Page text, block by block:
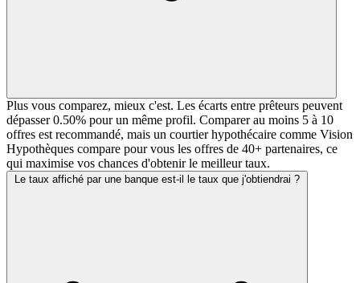
Plus vous comparez, mieux c'est. Les écarts entre prêteurs peuvent
dépasser 0.50% pour un même profil. Comparer au moins 5 à 10
offres est recommandé, mais un courtier hypothécaire comme Vision
Hypothèques compare pour vous les offres de 40+ partenaires, ce
qui maximise vos chances d'obtenir le meilleur taux.
Le taux affiché par une banque est-il le taux que j'obtiendrai ?